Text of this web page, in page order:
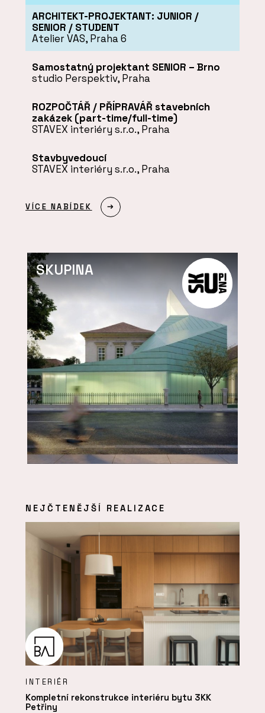
ARCHITEKT-PROJEKTANT: JUNIOR /
SENIOR / STUDENT
Atelier VAS, Praha 6
Samostatný projektant SENIOR – Brno
studio Perspektiv, Praha
ROZPOČTÁŘ / PŘÍPRAVÁŘ stavebních
zakázek (part-time/full-time)
STAVEX interiéry s.r.o., Praha
Stavbyvedoucí
STAVEX interiéry s.r.o., Praha
VÍCE NABÍDEK
SKUPINA
NEJČTENĚJŠÍ REALIZACE
INTERIÉR
Kompletní rekonstrukce interiéru bytu 3KK
Petřiny